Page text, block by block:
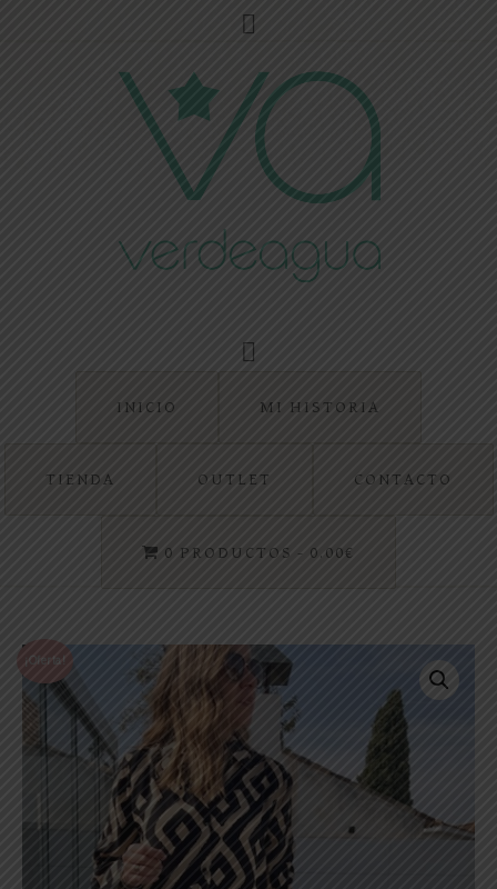
INICIO MI HISTORIA
TIENDA OUTLET CONTACTO
0 PRODUCTOS 0.00€
¡Oferta!